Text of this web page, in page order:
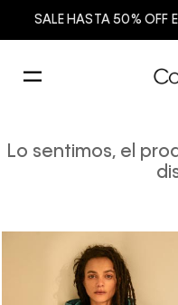
SALE HASTA 50% OFF
Lo sentimos, el